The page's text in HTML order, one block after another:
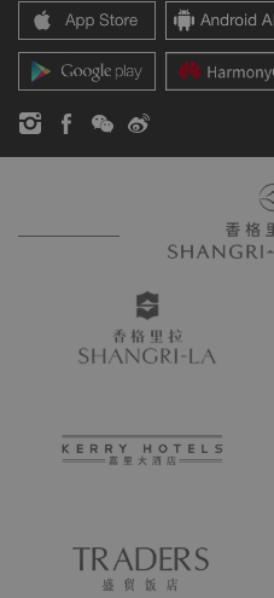
香格里拉公寓
联系方式
新闻稿